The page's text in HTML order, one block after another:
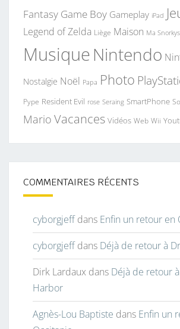
Fantasy Game Boy Gameplay iPad
Legend of Zelda Liège Maison Ma Snorkys
MusiqueNintendo
Nostalgie Noël Papa Photo
Pype Resident Evil rose Seraing SmartPhone
Mario Vacances Vidéos Web Wii
COMMENTAIRES RÉCENTS
cyborgjeffdans Enfin un retour en
cyborgjeffdans Déjà de retour à
Dirk Lardaux dans Déjà de retour
Harbor
Agnès-Lou Baptiste dans Enfin un